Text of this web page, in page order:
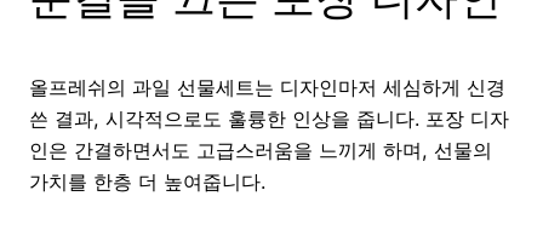
올프레쉬의 과일 선물세트는 디자인마저 세심하게 신경
쓴 결과, 시각적으로도 훌륭한 인상을 줍니다. 포장 디자
인은 간결하면서도 고급스러움을 느끼게 하며, 선물의
가치를 한층 더 높여줍니다.